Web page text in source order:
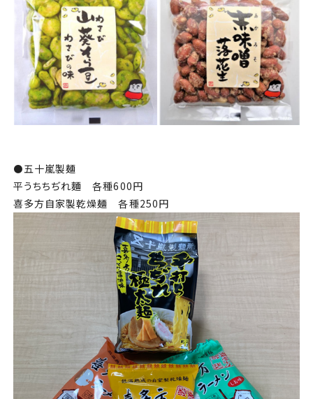
⚫️五十嵐製麺
平うちちぢれ麵 各種600円
喜多方自家製乾燥麺 各種250円